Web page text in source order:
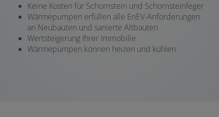
Keine Kosten für Schornstein und Schornsteinfeger
Wärmepumpen erfüllen alle EnEV-Anforderungen
an Neubauten und sanierte Altbauten
Wertsteigerung Ihrer Immobilie
Wärmepumpen können heizen und kühlen